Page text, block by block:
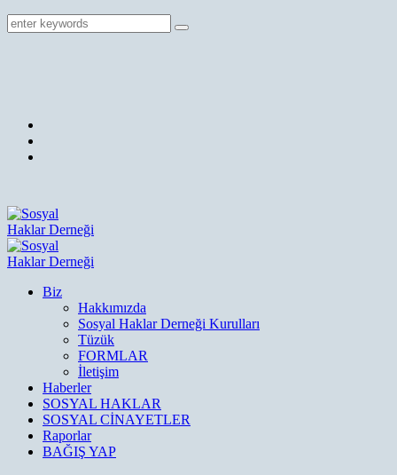
Biz
Hakkımızda
Sosyal Haklar Derneği Kurulları
Tüzük
FORMLAR
İletişim
Haberler
SOSYAL HAKLAR
SOSYAL CİNAYETLER
Raporlar
BAĞIŞ YAP